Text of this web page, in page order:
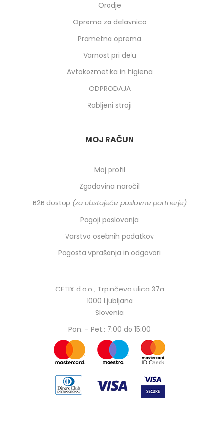
Orodje
Oprema za delavnico
Prometna oprema
Varnost pri delu
Avtokozmetika in higiena
ODPRODAJA
Rabljeni stroji
MOJ RAČUN
Moj profil
Zgodovina naročil
B2B dostop (za obstoječe poslovne partnerje)
Pogoji poslovanja
Varstvo osebnih podatkov
Pogosta vprašanja in odgovori
CETIX d.o.o., Trpinčeva ulica 37a
1000 Ljubljana
Slovenia
Pon. – Pet.: 7:00 do 15:00